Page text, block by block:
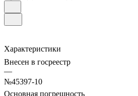
Характеристики
Внесен в госреестр
—
№45397-10
Основная погрешность